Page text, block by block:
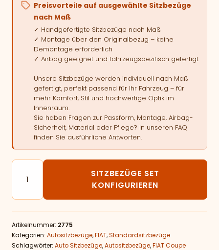
Preisvorteile auf ausgewählte Sitzbezüge
nach Maß
✓ Handgefertigte Sitzbezüge nach Maß
✓ Montage über den Originalbezug – keine
Demontage erforderlich
✓ Airbag geeignet und fahrzeugspezifisch gefertigt
Unsere Sitzbezüge werden individuell nach Maß
gefertigt, perfekt passend für Ihr Fahrzeug – für
mehr Komfort, Stil und hochwertige Optik im
Innenraum.
Sie haben Fragen zur Passform, Montage, Airbag-
Sicherheit, Material oder Pflege? In unseren FAQ
finden Sie ausführliche Antworten.
Autositzbezüge passend für FIAT Coupe Menge
SITZBEZÜGE SET
KONFIGURIEREN
Artikelnummer: 2775
Kategorien: Autositzbezüge,FIAT,Standardsitzbezüge
Schlagwörter: Auto Sitzbezüge,Autositzbezüge,FIAT Coupe